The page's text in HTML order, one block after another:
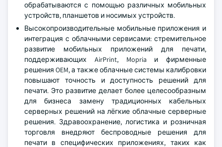
обрабатываются с помощью различных мобильных
устройств, планшетов и носимых устройств.
Высокопроизводительные мобильные приложения и
интеграция с облачными сервисами: стремительное
развитие мобильных приложений для печати,
поддерживающих AirPrint, Mopria и фирменные
решения OEM, а также облачные системы калибровки
повышают точность и доступность решений для
печати. Это развитие делает более целесообразным
для бизнеса замену традиционных кабельных
серверных решений на лёгкие облачные серверные
решения. Здравоохранение, логистика и розничная
торговля внедряют беспроводные решения для
печати в специфических приложениях, таких как